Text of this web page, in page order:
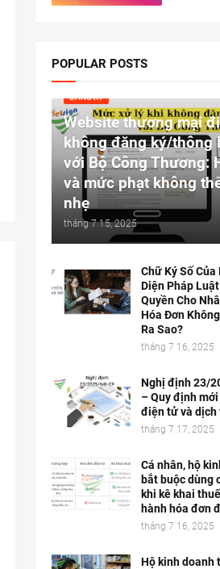
POPULAR POSTS
ĐĂNG KÝ
Website thương mại
không đăng ký/thông
với Bộ Công Thương:
và mức phạt không
nhẹ
tháng 7 15, 2025
Chữ Ký Số
Diện Pháp
Quyền Cho
Hóa Đơn
Ra Sao?
tháng 7 16, 2025
Nghị định 23/
– Quy định
điện tử và dịch
tháng 7 17, 2025
Cá nhân, hộ
bắt buộc dùng
khi kê khai
hành hóa đơn
tháng 7 16, 2025
Hộ kinh doanh